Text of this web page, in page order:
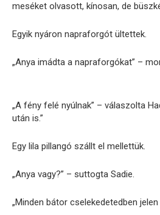
meséket olvasott, kínosan, de
Egyik nyáron napraforgót ültettek.
„Anya imádta a napraforgókat” –
„A fény felé nyúlnak” – válaszolta
után is.”
Egy lila pillangó szállt el mellettük.
„Anya vagy?” – suttogta Sadie.
„Minden bátor cselekedetedben